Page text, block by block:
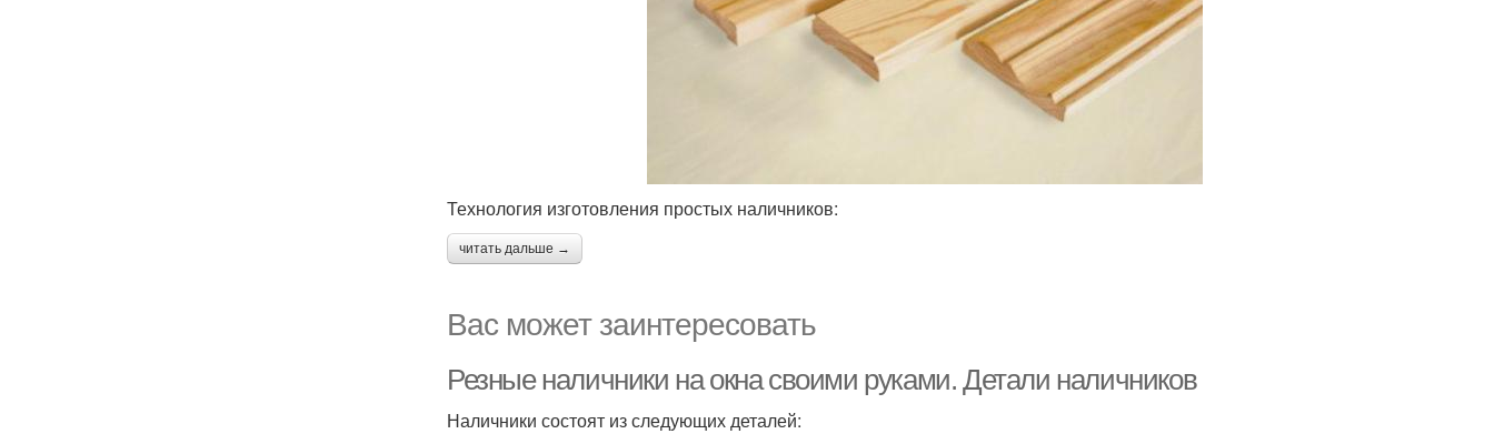
Технология изготовления простых наличников:
читать дальше →
Вас может заинтересовать
Резные наличники на окна своими руками. Детали наличников
Наличники состоят из следующих деталей: